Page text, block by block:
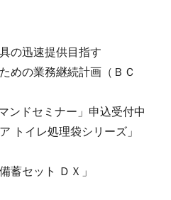
の迅速提供目指す
めの業務継続計画（ＢＣ
ンドセミナー」申込受付中
トイレ処理袋シリーズ」
蓄セット ＤＸ」